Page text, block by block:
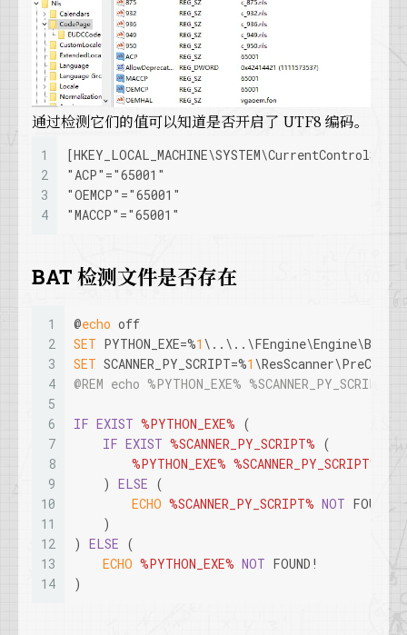
通过检测它们的值可以知道是否开启了 UTF8 编码。
1
2
3
4
"ACP"="65001"
"OEMCP"="65001"
"MACCP"="65001"
BAT 检测文件是否存在
1
2
3
4
5
6
7
8
9
10
11
12
13
14
@echo off
SET PYTHON_EXE=%1
SET SCANNER_PY_SCRIPT=%1
@REM echo %PYTHON_EXE%
IF EXIST %PYTHON_EXE% (
IF EXIST %SCANNER_PY_SCRIPT% (
%PYTHON_EXE% %SCANNER_PY_SCRIPT%
    )
ELSE (
ECHO %SCANNER_PY_SCRIPT% NOT FOUND!
    )
) ELSE (
ECHO %PYTHON_EXE% NOT FOUND!
)